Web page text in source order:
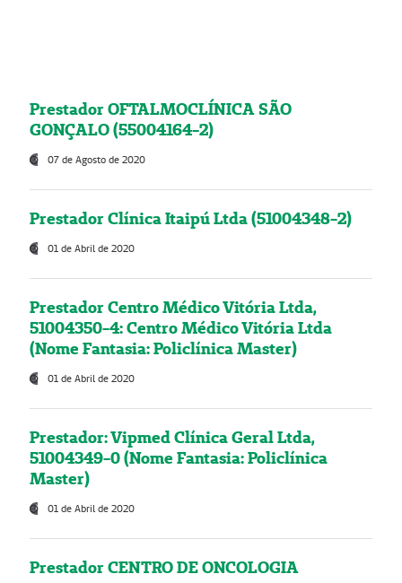
Prestador OFTALMOCLÍNICA SÃO
GONÇALO (55004164-2)
07 de Agosto de 2020
Prestador Clínica Itaipú Ltda (51004348-2)
01 de Abril de 2020
Prestador Centro Médico Vitória Ltda,
51004350-4: Centro Médico Vitória Ltda
(Nome Fantasia: Policlínica Master)
01 de Abril de 2020
Prestador: Vipmed Clínica Geral Ltda,
51004349-0 (Nome Fantasia: Policlínica
Master)
01 de Abril de 2020
Prestador CENTRO DE ONCOLOGIA